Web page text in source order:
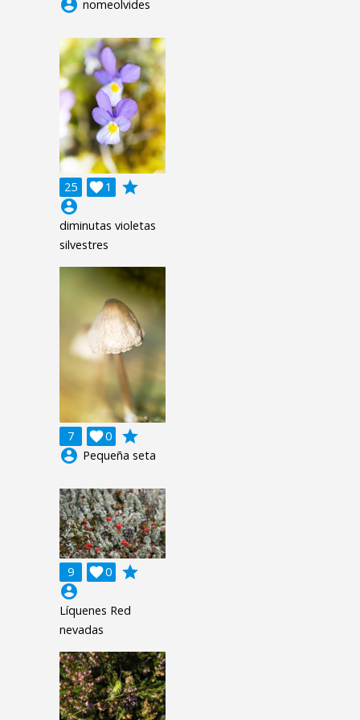
account_circle nomeolvides
25 1

grade
account_circle
diminutas violetas
silvestres
7 0

grade
account_circle Pequeña seta
9 0

grade
account_circle
Líquenes Red
nevadas